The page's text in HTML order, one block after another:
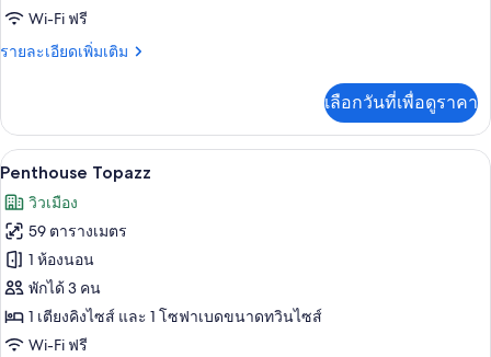
Wi-Fi ฟรี
รายละเอียดเพิ่มเติม
ราย
เกี่ยว
กับ
ห้อง
ท
เลือกวันที่เพื่อดูราคา
เปิด
ภาพถ่าย
ทั้งหมด
ของ
Penthouse
Topazz
Penthouse Topazz | เครื่องนอนระดั
6
Penthouse Topazz
วิวเมือง
59 ตารางเมตร
1 ห้องนอน
พักได้ 3 คน
1 เตียงคิงไซส์ และ 1 โซฟาเบดขนาดทวินไซส์
Wi-Fi ฟรี